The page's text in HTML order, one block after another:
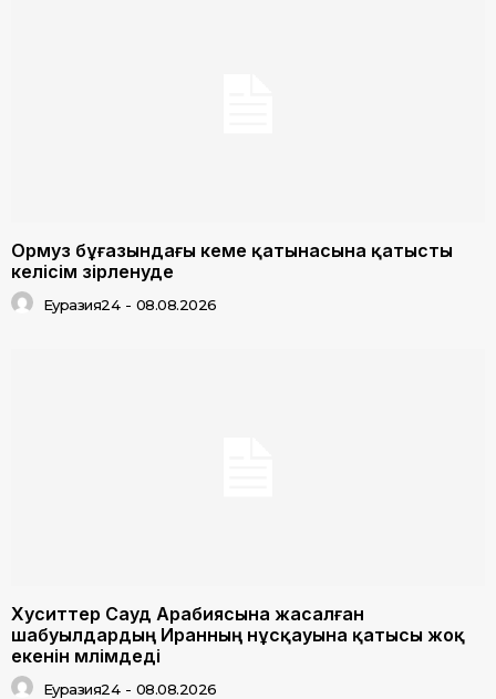
Ормуз бұғазындағы кеме қатынасына қатысты
келісім әзірленуде
Еуразия24 - 08.08.2026
Хуситтер Сауд Арабиясына жасалған
шабуылдардың Иранның нұсқауына қатысы жоқ
екенін мәлімдеді
Еуразия24 - 08.08.2026